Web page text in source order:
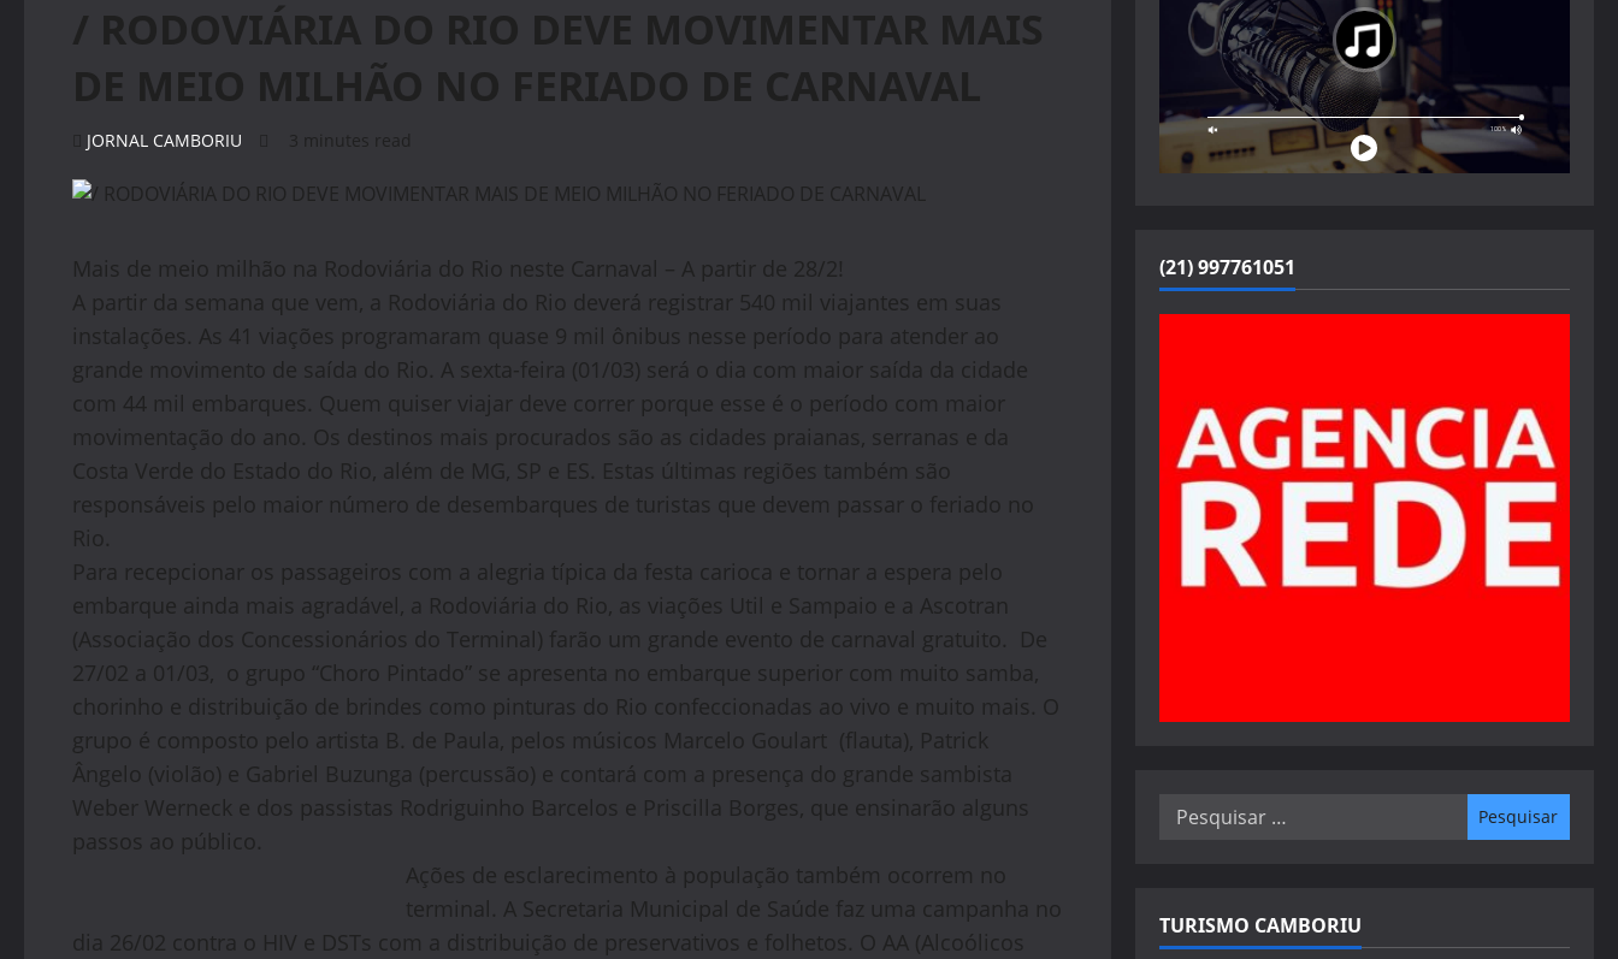
/ RODOVIÁRIA DO RIO DEVE MOVIMENTAR MAIS
DE MEIO MILHÃO NO FERIADO DE CARNAVAL
JORNAL CAMBORIU 3 minutes read
Mais de meio milhão na Rodoviária do Rio neste Carnaval – A partir de 28/2!
A partir da semana que vem, a Rodoviária do Rio deverá registrar 540 mil viajantes em suas
instalações. As 41 viações programaram quase 9 mil ônibus nesse período para atender ao
grande movimento de saída do Rio. A sexta-feira (01/03) será o dia com maior saída da cidade
com 44 mil embarques. Quem quiser viajar deve correr porque esse é o período com maior
movimentação do ano. Os destinos mais procurados são as cidades praianas, serranas e da
Costa Verde do Estado do Rio, além de MG, SP e ES. Estas últimas regiões também são
responsáveis pelo maior número de desembarques de turistas que devem passar o feriado no
Rio.
Para recepcionar os passageiros com a alegria típica da festa carioca e tornar a espera pelo
embarque ainda mais agradável, a Rodoviária do Rio, as viações Util e Sampaio e a Ascotran
(Associação dos Concessionários do Terminal) farão um grande evento de carnaval gratuito. De
27/02 a 01/03, o grupo “Choro Pintado” se apresenta no embarque superior com muito samba,
chorinho e distribuição de brindes como pinturas do Rio confeccionadas ao vivo e muito mais. O
grupo é composto pelo artista B. de Paula, pelos músicos Marcelo Goulart (flauta), Patrick
Ângelo (violão) e Gabriel Buzunga (percussão) e contará com a presença do grande sambista
Weber Werneck e dos passistas Rodriguinho Barcelos e Priscilla Borges, que ensinarão alguns
passos ao público.
Ações de esclarecimento à população também ocorrem no
terminal. A Secretaria Municipal de Saúde faz uma campanha no
dia 26/02 contra o HIV e DSTs com a distribuição de preservativos e folhetos. O AA (Alcoólicos
(21) 997761051
Pesquisar
TURISMO CAMBORIU